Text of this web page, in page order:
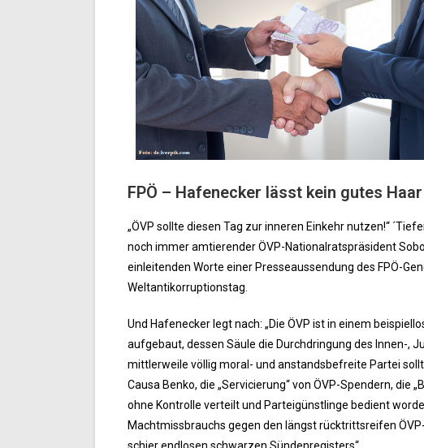
FPÖ – Hafenecker lässt kein gutes
„ÖVP sollte diesen Tag zur inneren Einkehr nutzen!“
noch immer amtierender ÖVP-Nationalratspräsident
einleitenden Worte einer Presseaussendung des FPÖ-
Weltantikorruptionstag.
Und Hafenecker legt nach: „Die ÖVP ist in einem
aufgebaut, dessen Säule die Durchdringung des Innen-,
mittlerweile völlig moral- und anstandsbefreite Partei
Causa Benko, die „Servicierung“ von ÖVP-Spendern, die
ohne Kontrolle verteilt und Parteigünstlinge bedient
Machtmissbrauchs gegen den längst rücktrittsreifen